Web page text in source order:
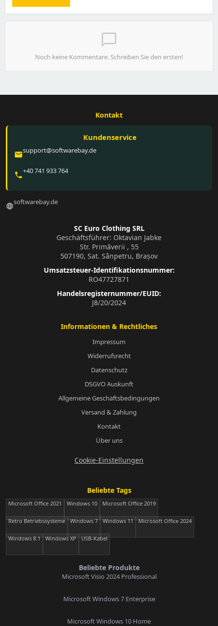
chat_bubble_outline
Noch keine Kommentare. Schreiben Sie den ersten!
Kontakt
Kundenservice
emailsupport@softwarebay.de
phone+40 741 933 764
languagesoftwarebay.de
SC Euro Clothing SRL
Geschäftsführer: Oktavian Jabke
Str. Primăverii , 55
507190, Sat. Sânpetru, Brașov
Umsatzsteuer-Identifikationsnummer:
RO47727871
Handelsregisternummer/EUID:
J8/20/2024
Informationen & Rechtliches
Impressum
Widerrufsrecht
Datenschutz
DSGVO Auskunft
Allgemeine Geschäftsbedingungen
Versand & Zahlung
Kontakt
Über uns
Cookie-Einstellungen
Beliebte Tags
Microsoft Office 2021 Windows 10 Microsoft Office 2019
Retro Betriebssysteme Windows 7 Windows 11 Microsoft Office 2024
Windows 8.1 Windows XP USB-Kabel
Beliebte Produkte
Microsoft Visio 2024 Professional
Microsoft Windows 7 Enterprise
Microsoft Windows 10 Home